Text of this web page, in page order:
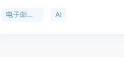
化为潜在销售机会，并提供重要邮件通
电子邮件管理 AI